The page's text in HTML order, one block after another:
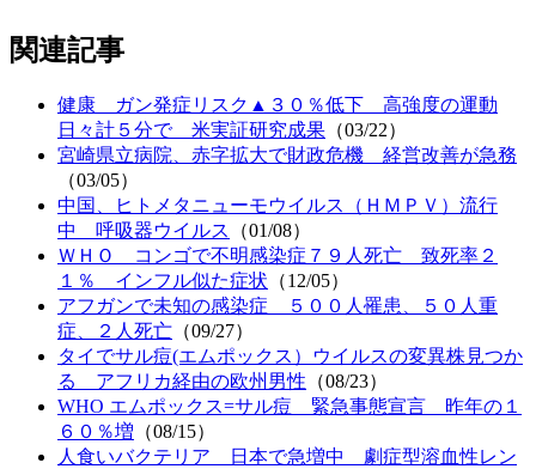
関連記事
健康 ガン発症リスク▲３０％低下 高強度の運動
日々計５分で 米実証研究成果 （03/22）
宮崎県立病院、赤字拡大で財政危機 経営改善が急務
（03/05）
中国、ヒトメタニューモウイルス（ＨＭＰＶ）流行
中 呼吸器ウイルス
（01/08）
ＷＨＯ コンゴで不明感染症７９人死亡 致死率２
１％ インフル似た症状 （12/05）
アフガンで未知の感染症 ５００人罹患、５０人重
症、２人死亡 （09/27）
タイでサル痘(エムポックス）ウイルスの変異株見つか
る アフリカ経由の欧州男性 （08/23）
WHO エムポックス=サル痘 緊急事態宣言 昨年の１
６０％増 （08/15）
人食いバクテリア 日本で急増中 劇症型溶血性レン